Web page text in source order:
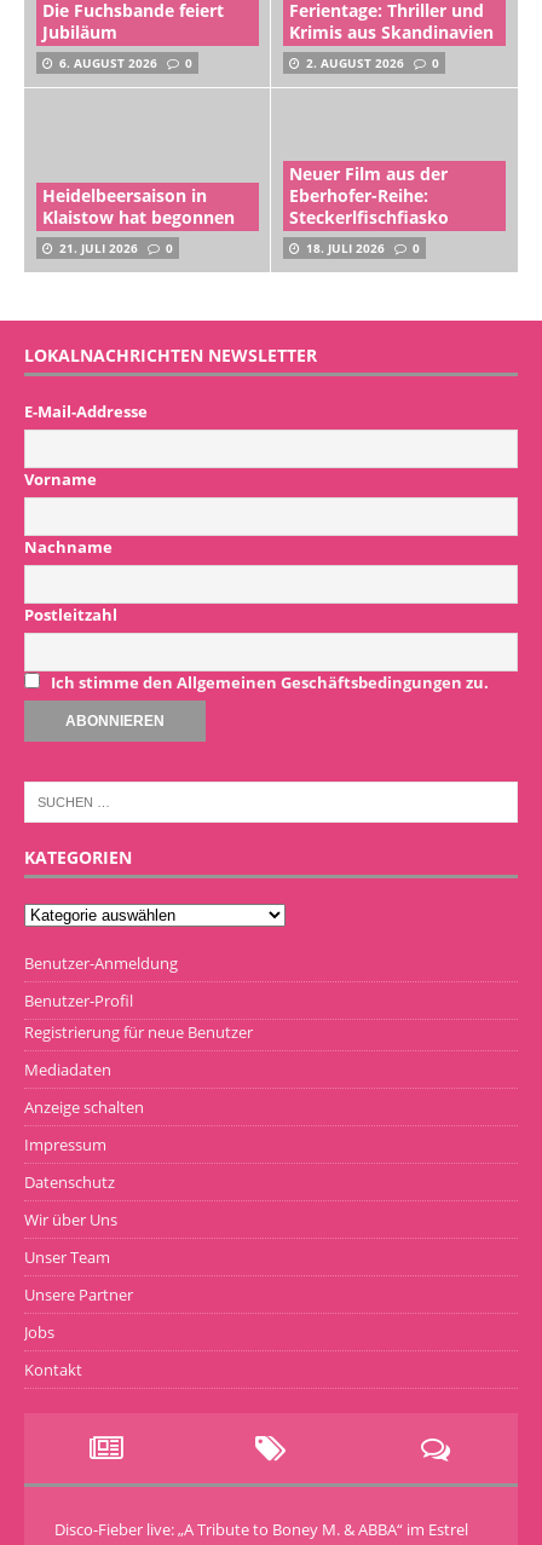
Die Fuchsbande feiert
Jubiläum
6. AUGUST 2026 0
Ferientage: Thriller und
Krimis aus Skandinavien
2. AUGUST 2026 0
Heidelbeersaison in
Klaistow hat begonnen
21. JULI 2026 0
Neuer Film aus der
Eberhofer-Reihe:
Steckerlfischfiasko
18. JULI 2026 0
LOKALNACHRICHTEN NEWSLETTER
E-Mail-Addresse
Vorname
Nachname
Postleitzahl
Ich stimme den Allgemeinen Geschäftsbedingungen zu.
KATEGORIEN
Benutzer-Anmeldung
Benutzer-Profil
Registrierung für neue Benutzer
Mediadaten
Anzeige schalten
Impressum
Datenschutz
Wir über Uns
Unser Team
Unsere Partner
Jobs
Kontakt
Disco-Fieber live: „A Tribute to Boney M. & ABBA“ im Estrel